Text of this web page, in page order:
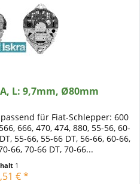
L: 9,7mm, Ø80mm
für Fiat-Schlepper: 600
666, 470, 474, 880, 55-56, 60-
55-66, 55-66 DT, 56-66, 60-66,
66, 70-66 DT, 70-66...
1
€ *